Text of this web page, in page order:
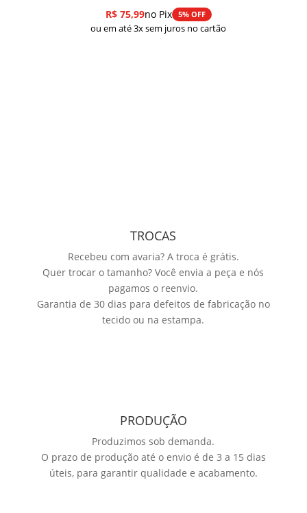
de
preço:
R$75,99no Pix 5% OFF
ou em até 3x sem juros no cartão
TROCAS
Recebeu com avaria? A troca é grátis.
Quer trocar o tamanho? Você envia a peça e nós
pagamos o reenvio.
Garantia de 30 dias para defeitos de fabricação no
tecido ou na estampa.
PRODUÇÃO
Produzimos sob demanda.
O prazo de produção até o envio é de 3 a 15 dias
úteis, para garantir qualidade e acabamento.